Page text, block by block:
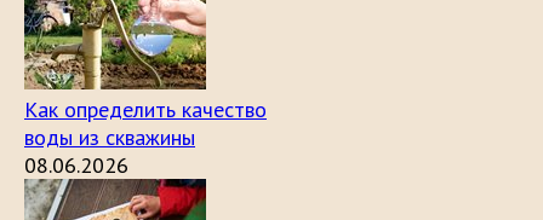
Как определить качество
воды из скважины
08.06.2026